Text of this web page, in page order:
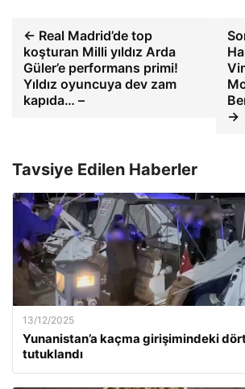
← Real Madrid’de top
koşturan Milli yıldız Arda
Güler’e performans primi!
Yıldız oyuncuya dev zam
kapıda… –
→
Tavsiye Edilen Haberler
13/12/2025
Yunanistan’a kaçma girişimindeki
tutuklandı